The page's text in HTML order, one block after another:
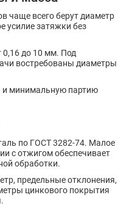
чаще всего берут диаметр
усилие затяжки без
до 10 мм. Под
востребованы диаметры
и минимальную партию
по ГОСТ 3282-74. Малое
с отжигом обеспечивает
обработки.
предельные отклонения,
цинкового покрытия